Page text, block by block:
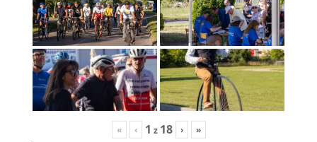
« ‹ 1 z 18 › »